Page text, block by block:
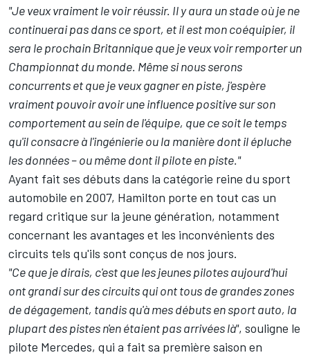
"Je veux vraiment le voir réussir. Il y aura un stade où je ne
continuerai pas dans ce sport, et il est mon coéquipier, il
sera le prochain Britannique que je veux voir remporter un
Championnat du monde. Même si nous serons
concurrents et que je veux gagner en piste, j'espère
vraiment pouvoir avoir une influence positive sur son
comportement au sein de l'équipe, que ce soit le temps
qu'il consacre à l'ingénierie ou la manière dont il épluche
les données – ou même dont il pilote en piste."
Ayant fait ses débuts dans la catégorie reine du sport
automobile en 2007, Hamilton porte en tout cas un
regard critique sur la jeune génération, notamment
concernant les avantages et les inconvénients des
circuits tels qu'ils sont conçus de nos jours.
"Ce que je dirais, c'est que les jeunes pilotes aujourd'hui
ont grandi sur des circuits qui ont tous de grandes zones
de dégagement, tandis qu'à mes débuts en sport auto, la
plupart des pistes n'en étaient pas arrivées là", souligne le
pilote Mercedes, qui a fait sa première saison en